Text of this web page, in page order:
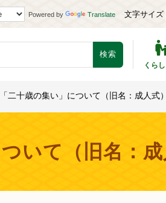
Powered by Translate 文字サイズ
くら
二十歳の集い」について（旧名：成人式）
いて（旧名：成